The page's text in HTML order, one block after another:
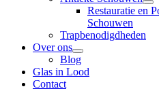
Restauratie en
Schouwen
Trapbenodigdheden
Over ons
Blog
Glas in Lood
Contact